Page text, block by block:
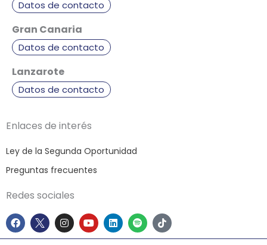
Datos de contacto
Gran Canaria
Datos de contacto
Lanzarote
Datos de contacto
Enlaces de interés
Ley de la Segunda Oportunidad
Preguntas frecuentes
Redes sociales
F
a
c
I
n
s
Y
o
u
L
i
n
S
p
o
T
i
k